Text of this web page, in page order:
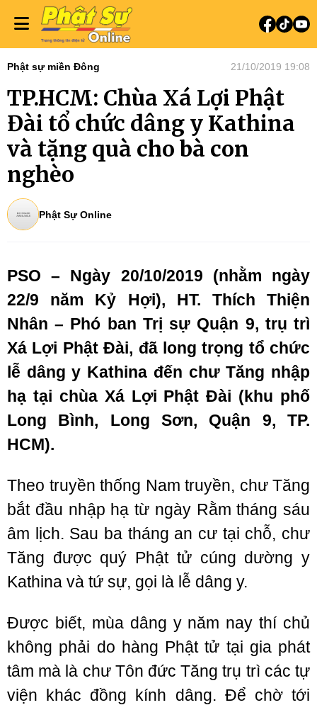
Phật sự miền Đông 21/10/2019 19:08
TP.HCM: Chùa Xá Lợi Phật
Đài tổ chức dâng y Kathina
và tặng quà cho bà con
nghèo
Phật Sự Online
PSO – Ngày 20/10/2019 (nhằm ngày
22/9 năm Kỷ Hợi), HT. Thích Thiện
Nhân – Phó ban Trị sự Quận 9, trụ trì
Xá Lợi Phật Đài, đã long trọng tổ chức
lễ dâng y Kathina đến chư Tăng nhập
hạ tại chùa Xá Lợi Phật Đài (khu phố
Long Bình, Long Sơn, Quận 9, TP.
HCM).
Theo truyền thống Nam truyền, chư Tăng
bắt đầu nhập hạ từ ngày Rằm tháng sáu
âm lịch. Sau ba tháng an cư tại chỗ, chư
Tăng được quý Phật tử cúng dường y
Kathina và tứ sự, gọi là lễ dâng y.
Được biết, mùa dâng y năm nay thí chủ
không phải do hàng Phật tử tại gia phát
tâm mà là chư Tôn đức Tăng trụ trì các tự
viện khác đồng kính dâng. Để chờ tới